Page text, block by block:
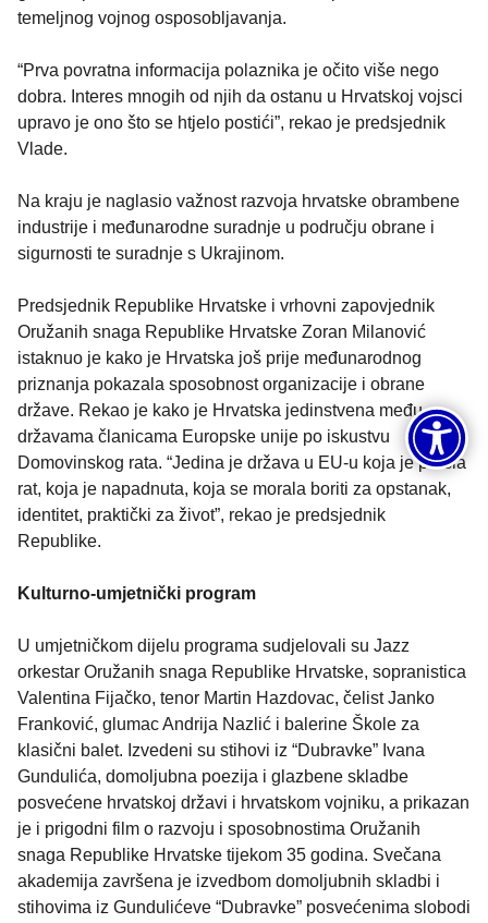
temeljnog vojnog osposobljavanja.
“Prva povratna informacija polaznika je očito više nego
dobra. Interes mnogih od njih da ostanu u Hrvatskoj vojsci
upravo je ono što se htjelo postići”, rekao je predsjednik
Vlade.
Na kraju je naglasio važnost razvoja hrvatske obrambene
industrije i međunarodne suradnje u području obrane i
sigurnosti te suradnje s Ukrajinom.
Predsjednik Republike Hrvatske i vrhovni zapovjednik
Oružanih snaga Republike Hrvatske Zoran Milanović
istaknuo je kako je Hrvatska još prije međunarodnog
priznanja pokazala sposobnost organizacije i obrane
države. Rekao je kako je Hrvatska jedinstvena među
državama članicama Europske unije po iskustvu
Domovinskog rata. “Jedina je država u EU-u koja je prošla
rat, koja je napadnuta, koja se morala boriti za opstanak,
identitet, praktički za život”, rekao je predsjednik
Republike.
Kulturno-umjetnički program
U umjetničkom dijelu programa sudjelovali su Jazz
orkestar Oružanih snaga Republike Hrvatske, sopranistica
Valentina Fijačko, tenor Martin Hazdovac, čelist Janko
Franković, glumac Andrija Nazlić i balerine Škole za
klasični balet. Izvedeni su stihovi iz “Dubravke” Ivana
Gundulića, domoljubna poezija i glazbene skladbe
posvećene hrvatskoj državi i hrvatskom vojniku, a prikazan
je i prigodni film o razvoju i sposobnostima Oružanih
snaga Republike Hrvatske tijekom 35 godina. Svečana
akademija završena je izvedbom domoljubnih skladbi i
stihovima iz Gundulićeve “Dubravke” posvećenima slobodi